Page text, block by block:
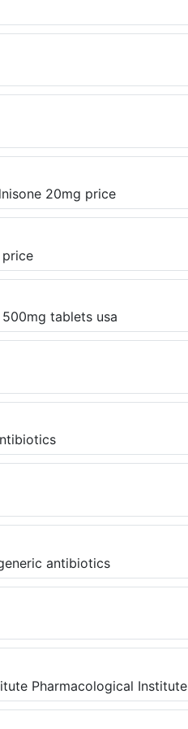
20mg price
tablets usa
antibiotics
Pharmacological Institute